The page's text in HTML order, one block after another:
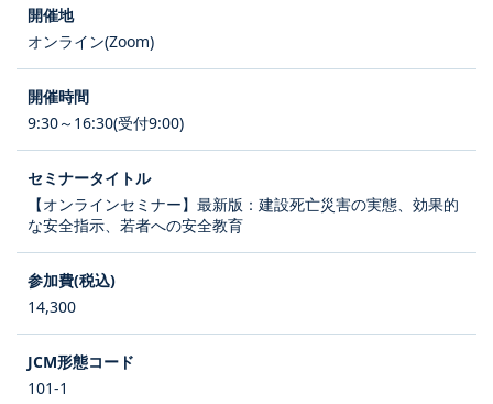
オンライン(Zoom)
9:30～16:30(受付9:00)
【オンラインセミナー】最新版：建設死亡災害の実態、効果的
な安全指示、若者への安全教育
14,300
101-1